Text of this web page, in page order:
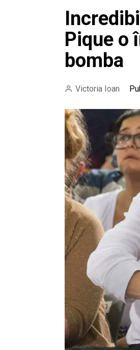
Pique o
bomba
Victoria Ioan